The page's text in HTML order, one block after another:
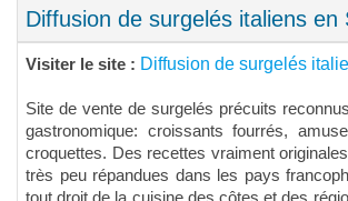
Diffusion de surgelés italiens en
Visiter le site : Diffusion de surgelés
Site de vente de surgelés précuits
gastronomique: croissants fourrés,
croquettes. Des recettes vraiment
très peu répandues dans les pays